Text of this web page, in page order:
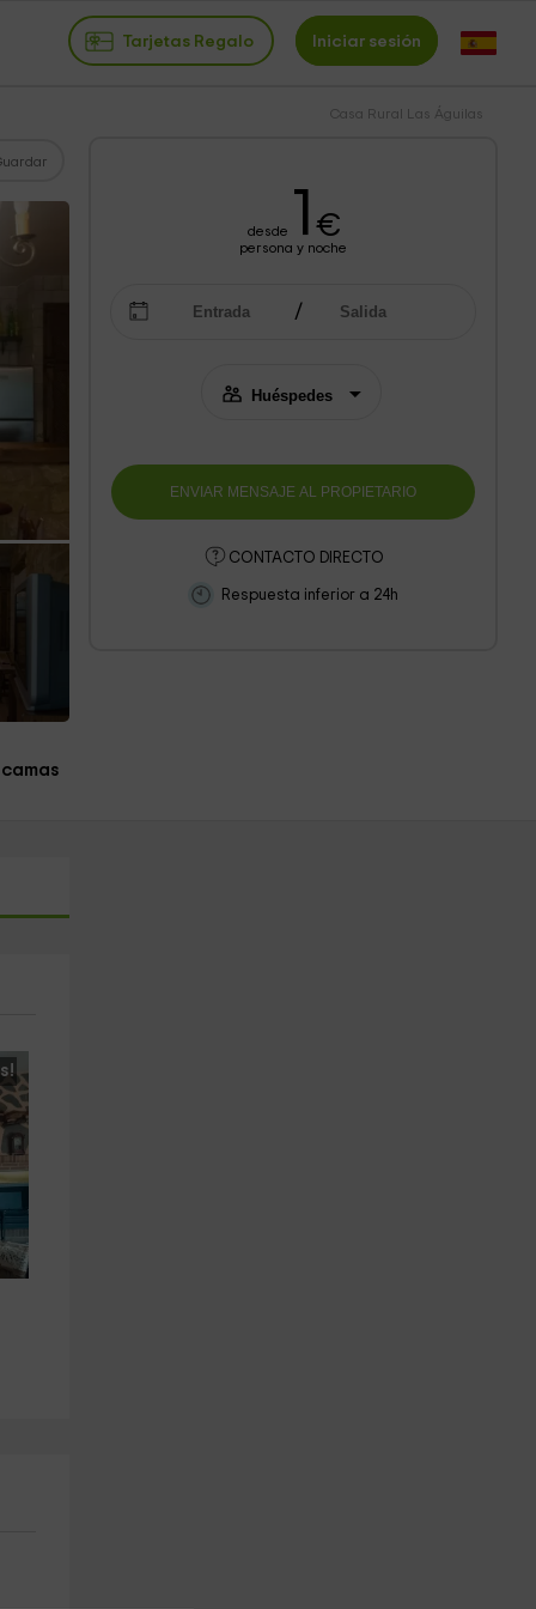
Tarjetas Regalo Iniciar sesión
Casa Rural Las Águilas
desde 1 €
persona y noche
CONTACTO DIRECTO
Respuesta inferior a 24h
camas